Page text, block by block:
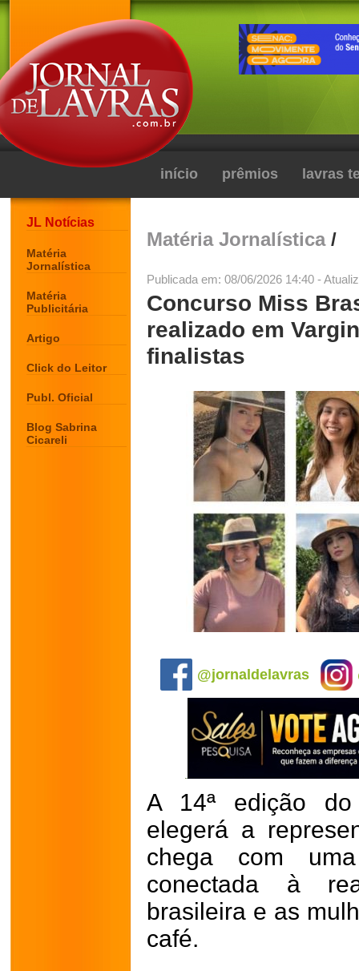
início prêmios lavras
JL Notícias
Matéria
Jornalística
Matéria
Publicitária
Artigo
Click do Leitor
Publ. Oficial
Blog Sabrina
Cicareli
Matéria Jornalística/
Publicada em: 08/06/2026 14:40 -
Concurso Miss
realizado em
finalistas
@jornaldelavras
A 14ª edição
elegerá a
chega com
conectada à
brasileira e as
café.